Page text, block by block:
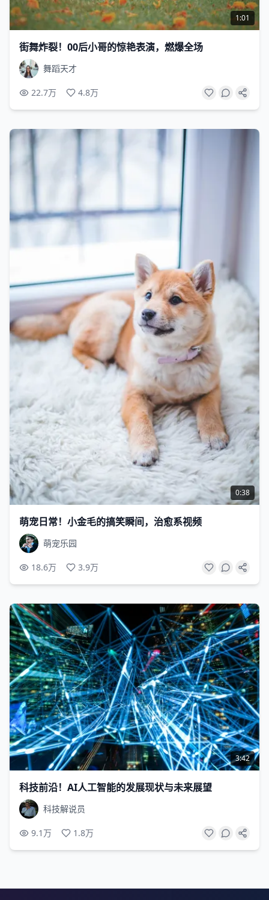
1:01
街舞炸裂！00后小哥的惊艳表演，燃爆全场
舞蹈天才
22.7万 4.8万
0:38
萌宠日常！小金毛的搞笑瞬间，治愈系视频
萌宠乐园
18.6万 3.9万
3:42
科技前沿！AI人工智能的发展现状与未来展望
科技解说员
9.1万 1.8万